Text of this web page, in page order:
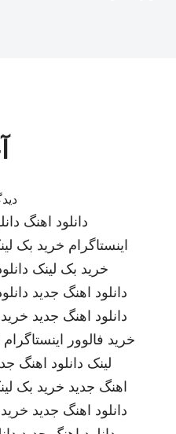
دانلود اهنگ
اینستاگرام خرید بک
خرید بک لینک
دانلود اهنگ جدید
دانلود اهنگ جدید
خرید فالوور اینستاگرام
لینک دانلود اهنگ
اهنگ جدید خرید بک
دانلود اهنگ جدید